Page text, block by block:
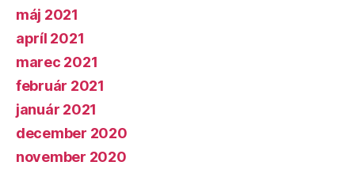
máj 2021
apríl 2021
marec 2021
február 2021
január 2021
december 2020
november 2020